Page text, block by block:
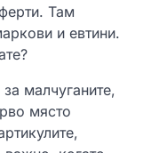
Там
и евтини.
малчуганите,
място